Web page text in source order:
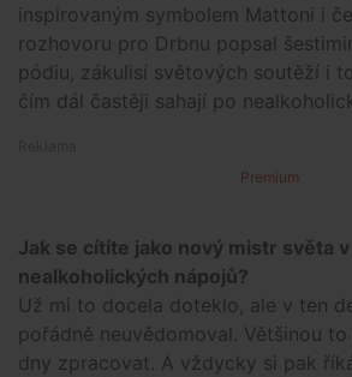
inspirovaným symbolem Mattoni i
rozhovoru pro Drbnu popsal
pódiu, zákulisí světových soutěží i
čím dál častěji sahají po
Premium
Jak se cítíte jako nový mistr světa
nealkoholických nápojů?
Už mi to docela doteklo, ale v ten
pořádně neuvědomoval. Většinou
dny zpracovat. A vždycky si pak